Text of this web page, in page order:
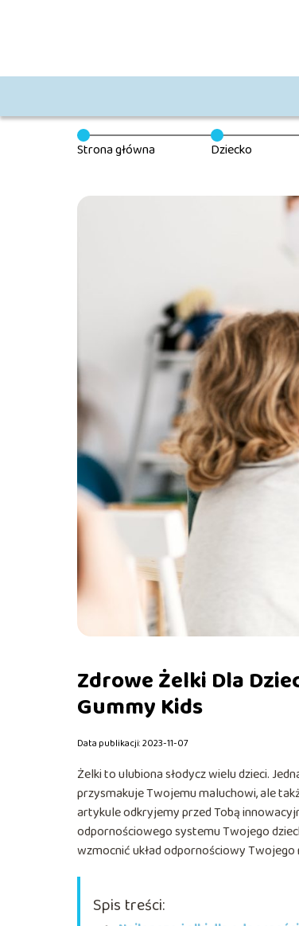
Strona główna Dziecko
Zdrowe Żelki Dla
Gummy Kids
Data publikacji: 2023-11-07
Żelki to ulubiona słodycz wielu dzieci.
przysmakuje Twojemu maluchowi, ale
artykule odkryjemy przed Tobą
odpornościowego systemu Twojego
wzmocnić układ odpornościowy Twojego
Spis treści: